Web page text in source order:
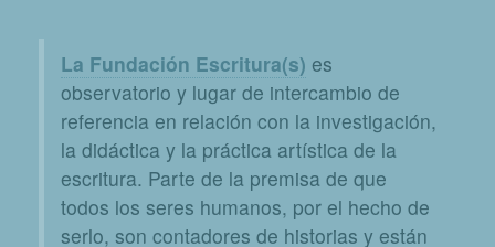
La Fundación Escritura(s) es
observatorio y lugar de intercambio de
referencia en relación con la investigación,
la didáctica y la práctica artística de la
escritura. Parte de la premisa de que
todos los seres humanos, por el hecho de
serlo, son contadores de historias y están